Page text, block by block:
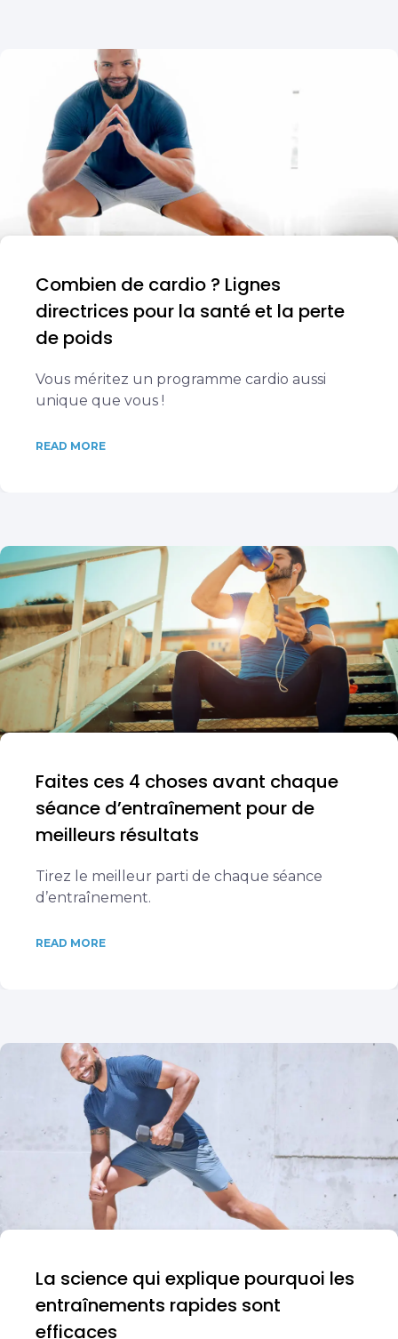
Combien de cardio ? Lignes
directrices pour la santé et la perte
de poids
Vous méritez un programme cardio aussi
unique que vous !
READ MORE
Faites ces 4 choses avant chaque
séance d’entraînement pour de
meilleurs résultats
Tirez le meilleur parti de chaque séance
d’entraînement.
READ MORE
La science qui explique pourquoi les
entraînements rapides sont
efficaces